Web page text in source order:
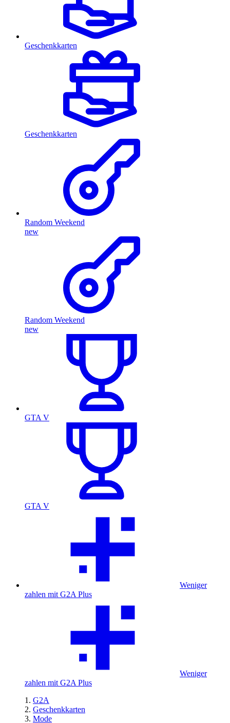
Geschenkkarten
Geschenkkarten
Random Weekend
new
Random Weekend
new
GTA V
GTA V
Weniger
zahlen mit G2A Plus
Weniger
zahlen mit G2A Plus
G2A
Geschenkkarten
Mode